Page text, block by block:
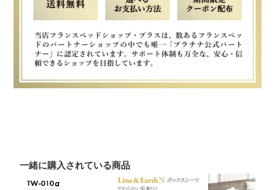
一緒に購入されている商品